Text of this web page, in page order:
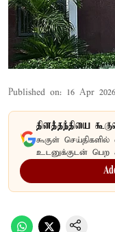
Published on: 16 Apr
தினத்தந்தியை
கூகுள்
உடனுக்குடன் பெற